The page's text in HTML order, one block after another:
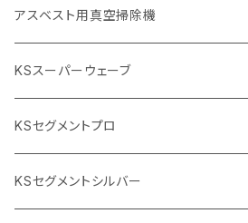
替え刃
本体
ダイヤモンドホイール
ブリック＆ブロック用切断機
穴あけ用工具
タイルニッパー
プロ用鏝（こて）
低速回転
高速回転
付属品
撹拌羽根
撹拌軸
手動工具
押し切り（手動切断機
押し切り替え刃（手動切断機替え刃
電動工具
電動切断機
タイルパッチ（ビブラート
アスベスト用真空掃除機
KSスーパーウェーブ
105mm（4インチ）
125ｍｍ（5インチ）
KSセグメントプロ
105mm（4インチ）
KSセグメントシルバー